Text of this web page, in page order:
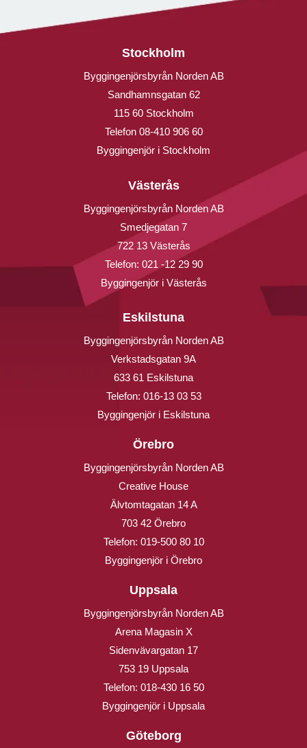
Stockholm
Byggingenjörsbyrån Norden AB
Sandhamnsgatan 62
115 60 Stockholm
Telefon 08-410 906 60
Byggingenjör i Stockholm
Västerås
Byggingenjörsbyrån Norden AB
Smedjegatan 7
722 13 Västerås
Telefon: 021 -12 29 90
Byggingenjör i Västerås
Eskilstuna
Byggingenjörsbyrån Norden AB
Verkstadsgatan 9A
633 61 Eskilstuna
Telefon: 016-13 03 53
Byggingenjör i Eskilstuna
Örebro
Byggingenjörsbyrån Norden AB
Creative House
Älvtomtagatan 14 A
703 42 Örebro
Telefon: 019-500 80 10
Byggingenjör i Örebro
Uppsala
Byggingenjörsbyrån Norden AB
Arena Magasin X
Sidenvävargatan 17
753 19 Uppsala
Telefon: 018-430 16 50
Byggingenjör i Uppsala
Göteborg